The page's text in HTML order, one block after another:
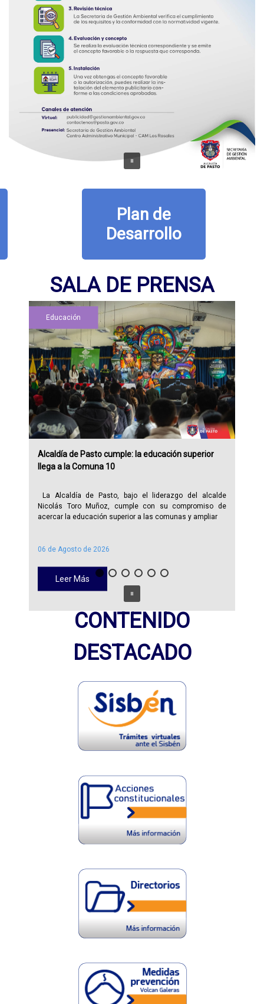
Plan de
Desarrollo
SALA DE PRENSA
06 de Agosto de 2026
Leer Más
Educación
Alcaldía de Pasto cumple: la educación superior
llega a la Comuna 10
La Alcaldía de Pasto, bajo el liderazgo del alcalde
Nicolás Toro Muñoz, cumple con su compromiso de
acercar la educación superior a las comunas y ampliar
CONTENIDO
DESTACADO